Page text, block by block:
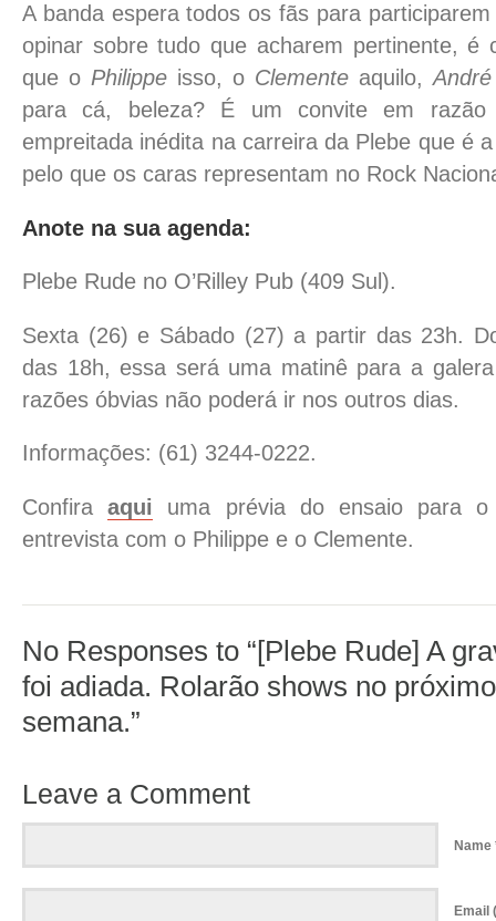
A banda espera todos os fãs para participarem
opinar sobre tudo que acharem pertinente, é
que o Philippe isso, o Clemente aquilo,
para cá, beleza? É um convite em razão
empreitada inédita na carreira da Plebe que é
pelo que os caras representam no Rock
Anote na sua agenda:
Plebe Rude no O’Rilley Pub (409 Sul).
Sexta (26) e Sábado (27) a partir das 23h.
das 18h, essa será uma matinê para a
razões óbvias não poderá ir nos outros dias.
Informações: (61) 3244-0222.
Confiraaqui uma prévia do ensaio para
entrevista com o Philippe e o Clemente.
No Responses to “[Plebe Rude] A
foi adiada. Rolarão shows no
semana.”
Leave a Comment
Name
Email